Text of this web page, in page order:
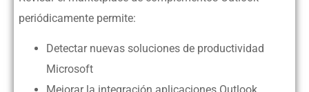
periódicamente permite:
Detectar nuevas soluciones de productividad
Microsoft